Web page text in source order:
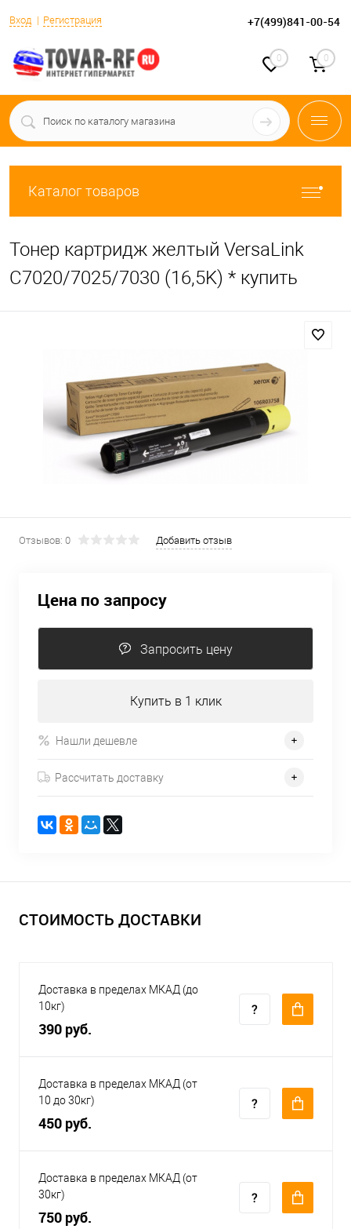
Вход Регистрация +7(499)841-00-54
0 0
Каталог товаров
Тонер картридж желтый VersaLink
C7020/7025/7030 (16,5K) * купить
Отзывов: 0 Добавить отзыв
Цена по запросу
Запросить цену
Купить в 1 клик
Нашли дешевле
Рассчитать доставку
СТОИМОСТЬ ДОСТАВКИ
Доставка в пределах МКАД (до
10кг)
390 руб.
Доставка в пределах МКАД (от
10 до 30кг)
450 руб.
Доставка в пределах МКАД (от
30кг)
750 руб.